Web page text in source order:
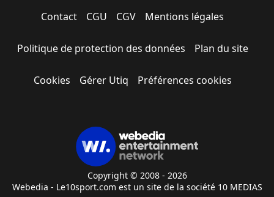
Contact CGU CGV Mentions légales
Politique de protection des données Plan du site
Cookies Gérer Utiq Préférences cookies
Copyright © 2008 - 2026
Webedia - Le10sport.com est un site de la société 10 MEDIAS